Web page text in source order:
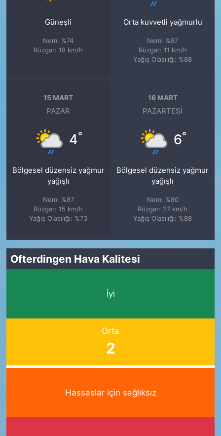
Güneşli
Nem: %74
Rüzgar: 18 km/h
Orta kuvvetli yağmurlu
Nem: %87
Rüzgar: 11 km/h
Yağış Olasılığı: %88
15 MART
PAZAR
4°
Bölgesel düzensiz yağmur
yağışlı
Nem: %87
Rüzgar: 15 km/h
Yağış Olasılığı: %73
16 MART
PAZARTESI
6°
Bölgesel düzensiz yağmur
yağışlı
Nem: %80
Rüzgar: 27 km/h
Yağış Olasılığı: %88
Ofterdingen Hava Kalitesi
İyi
Orta
2
Hassaslar için sağlıksız